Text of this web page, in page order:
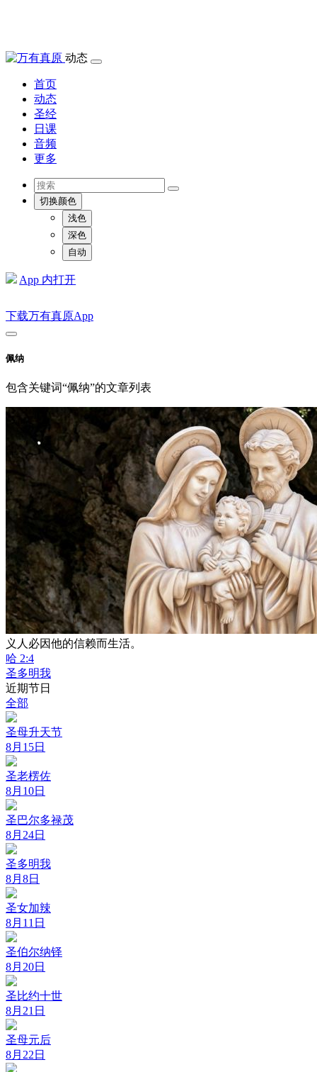
动态
首页
动态
圣经
日课
音频
更多
切换颜色
浅色
深色
自动
App 内打开
下载万有真原App
佩纳
包含关键词“佩纳”的文章列表
义人必因他的信赖而生活。
哈 2:4
圣多明我
近期节日
全部
圣母升天节
8月15日
圣老楞佐
8月10日
圣巴尔多禄茂
8月24日
圣多明我
8月8日
圣女加辣
8月11日
圣伯尔纳铎
8月20日
圣比约十世
8月21日
圣母元后
8月22日